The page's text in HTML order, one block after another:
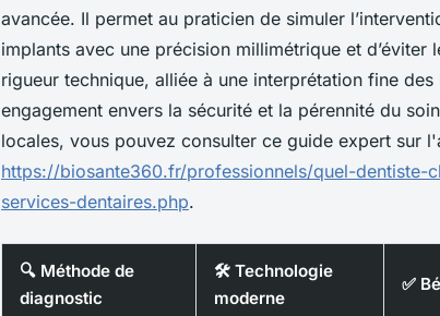
avancée. Il permet au praticien de simuler
implants avec une précision millimétrique et d’éviter
rigueur technique, alliée à une interprétation fine des
engagement envers la sécurité et la pérennité du
locales, vous pouvez consulter ce guide expert sur
https://biosante360.fr/professionnels/quel-dentiste-
services-dentaires.php.
🔍 Méthode de
diagnostic
🛠️ Technologie
moderne
✅